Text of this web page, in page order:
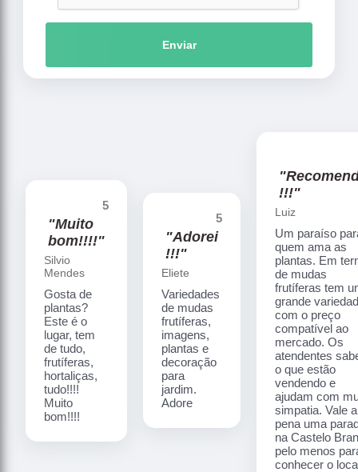
Enviar
5
"Muito
bom!!!!"
Silvio
Mendes
Gosta de
plantas?
Este é o
lugar, tem
de tudo,
frutíferas,
hortaliças,
tudo!!!!
Muito
bom!!!!
5
"Adorei
!!!"
Eliete
Variedades
de mudas
frutíferas,
imagens,
plantas e
decoração
para
jardim.
Adore
!!!"
Luiz
Um paraíso
quem ama as
plantas. Em
de mudas
frutíferas tem
grande
com o preço
compatível ao
mercado. Os
atendentes
o que estão
vendendo e
ajudam com
simpatia. Vale a
pena uma
na Castelo
pelo menos
conhecer o